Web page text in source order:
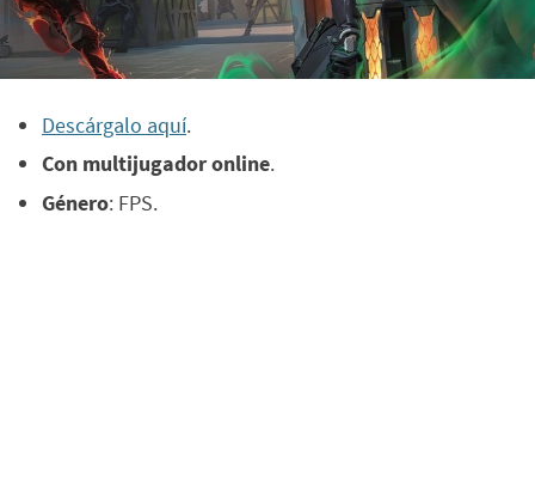
Descárgalo aquí.
Con multijugador online.
Género: FPS.